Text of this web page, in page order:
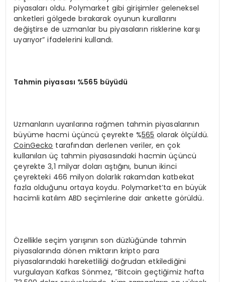
piyasaları oldu. Polymarket gibi girişimler geleneksel
anketleri gölgede bırakarak oyunun kurallarını
değiştirse de uzmanlar bu piyasaların risklerine karşı
uyarıyor” ifadelerini kullandı.
Tahmin piyasası %565 büyüdü
Uzmanların uyarılarına rağmen tahmin piyasalarının
büyüme hacmi üçüncü çeyrekte %565 olarak ölçüldü.
CoinGecko tarafından derlenen veriler, en çok
kullanılan üç tahmin piyasasındaki hacmin üçüncü
çeyrekte 3,1 milyar doları aştığını, bunun ikinci
çeyrekteki 466 milyon dolarlık rakamdan katbekat
fazla olduğunu ortaya koydu. Polymarket’ta en büyük
hacimli katılım ABD seçimlerine dair ankette görüldü.
Özellikle seçim yarışının son düzlüğünde tahmin
piyasalarında dönen miktarın kripto para
piyasalarındaki hareketliliği doğrudan etkilediğini
vurgulayan Kafkas Sönmez, “Bitcoin geçtiğimiz hafta